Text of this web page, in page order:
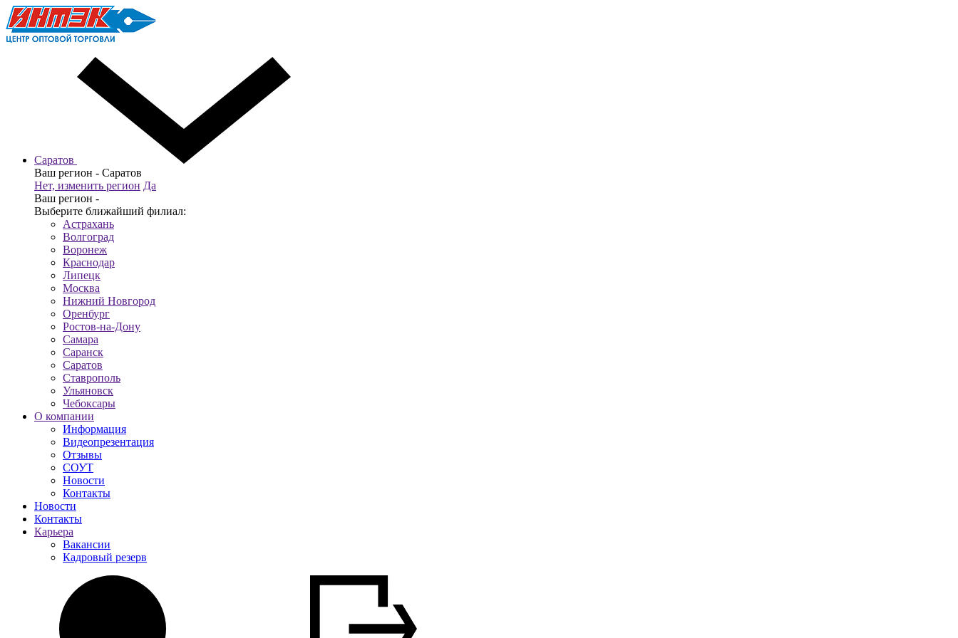
Саратов
Ваш регион - Саратов
Нет, изменить регион Да
Ваш регион -
Выберите ближайший филиал:
Астрахань
Волгоград
Воронеж
Краснодар
Липецк
Москва
Нижний Новгород
Оренбург
Ростов-на-Дону
Самара
Саранск
Саратов
Ставрополь
Ульяновск
Чебоксары
О компании
Информация
Видеопрезентация
Отзывы
СОУТ
Новости
Контакты
Новости
Контакты
Карьера
Вакансии
Кадровый резерв